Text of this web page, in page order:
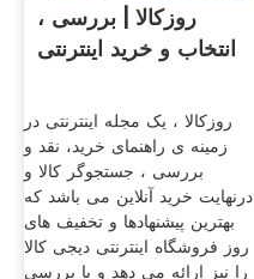
روزکالا | بررسی ،
انتخاب و خرید اینترنتی
روزکالا ، یک مجله اینترنتی در
زمینه ی راهنمای خرید، نقد و
بررسی ، جستجوگر کالا و
درنهایت خرید آنلاین می باشد که
بهترین پیشنهادها و تخفیف های
روز فروشگاه اینترنتی دیجی کالا
را نیز ارائه می دهد و با بررسی